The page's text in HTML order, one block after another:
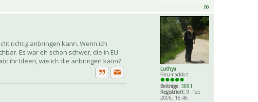
Luthya
Forumaddict
Beiträge: 3881
Registriert: 9. Feb
2006, 18:46
richtig anbringen kann. Wenn ich
Es war eh schon schwer, die in EU
ihr Ideen, wie ich die anbringen kann?
ZitatPrivate Nachricht senden